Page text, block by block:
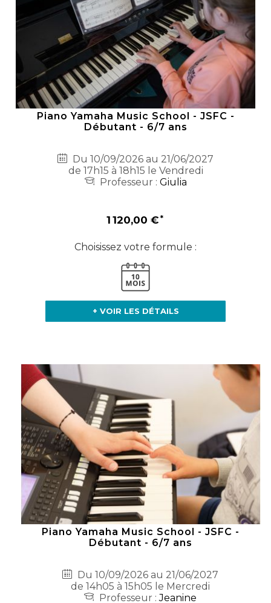
Piano Yamaha Music School - JSFC -
Débutant - 6/7 ans
Du 10/09/2026 au 21/06/2027
de 17h15 à 18h15 le Vendredi
Professeur : Giulia
1 120,00 €
Choisissez votre formule :
+ VOIR LES DÉTAILS
Piano Yamaha Music School - JSFC -
Débutant - 6/7 ans
Du 10/09/2026 au 21/06/2027
de 14h05 à 15h05 le Mercredi
Professeur :Jeanine